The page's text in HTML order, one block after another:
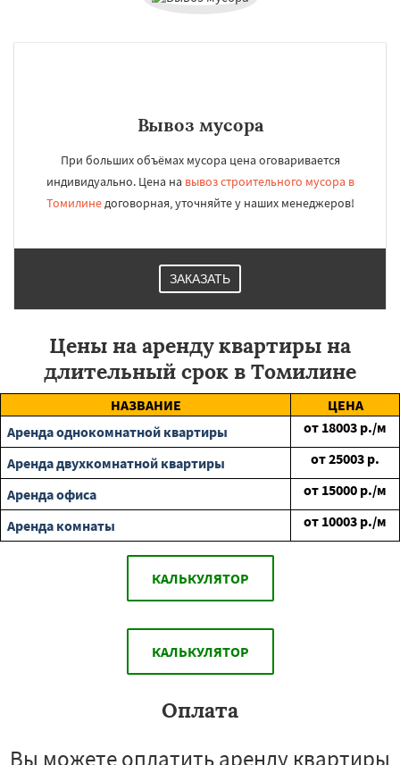
Вывоз мусора
При больших объёмах мусора цена оговаривается
индивидуально. Цена на вывоз строительного мусора в
Томилинедоговорная, уточняйте у наших менеджеров!
ЗАКАЗАТЬ
Цены на аренду квартиры на
длительный срок в Томилине
НАЗВАНИЕ
ЦЕНА
Аренда однокомнатной квартиры
от 18003 р./м
Аренда двухкомнатной квартиры
от25003 р.
Аренда офиса
от 15000 р./м
Аренда комнаты
от 10003 р./м
КАЛЬКУЛЯТОР
КАЛЬКУЛЯТОР
Оплата
Вы можете оплатить аренду квартиры